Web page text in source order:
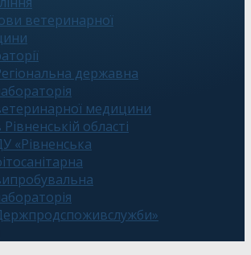
ветеринарної
державна
медицини
Рівненській області
«Рівненська